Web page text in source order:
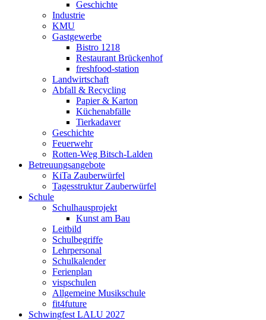
Geschichte
Industrie
KMU
Gastgewerbe
Bistro 1218
Restaurant Brückenhof
freshfood-station
Landwirtschaft
Abfall & Recycling
Papier & Karton
Küchenabfälle
Tierkadaver
Geschichte
Feuerwehr
Rotten-Weg Bitsch-Lalden
Betreuungsangebote
KiTa Zauberwürfel
Tagesstruktur Zauberwürfel
Schule
Schulhausprojekt
Kunst am Bau
Leitbild
Schulbegriffe
Lehrpersonal
Schulkalender
Ferienplan
vispschulen
Allgemeine Musikschule
fit4future
Schwingfest LALU 2027